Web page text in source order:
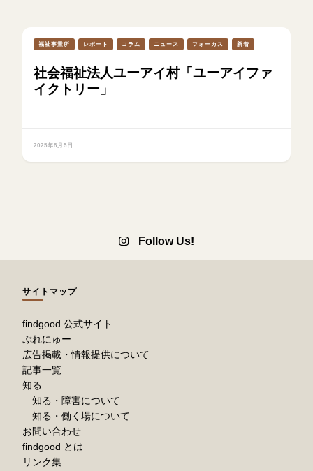
福祉事業所 レポート コラム ニュース フォーカス 新着
社会福祉法人ユーアイ村「ユーアイファ
イクトリー」
2025年8月5日
Follow Us!
サイトマップ
findgood 公式サイト
ぷれにゅー
広告掲載・情報提供について
記事一覧
知る
知る・障害について
知る・働く場について
お問い合わせ
findgood とは
リンク集